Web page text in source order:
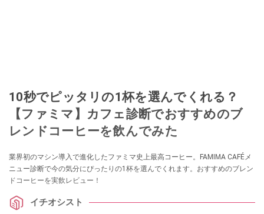
10秒でピッタリの1杯を選んでくれる？
【ファミマ】カフェ診断でおすすめのブ
レンドコーヒーを飲んでみた
業界初のマシン導入で進化したファミマ史上最高コーヒー。FAMIMA CAFÉメ
ニュー診断で今の気分にぴったりの1杯を選んでくれます。おすすめのブレン
ドコーヒーを実飲レビュー！
イチオシスト